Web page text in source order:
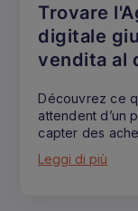
Trovare
digitale
vendita al
Découvrez ce
attendent d’un
capter des
Leggi di più